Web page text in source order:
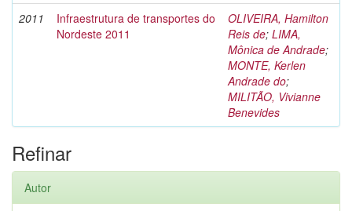
2011
Infraestrutura de transportes do
Nordeste 2011
OLIVEIRA, Hamilton
Reis de; LIMA,
Mônica de Andrade;
MONTE, Kerlen
Andrade do;
MILITÃO, Vivianne
Benevides
Refinar
Autor